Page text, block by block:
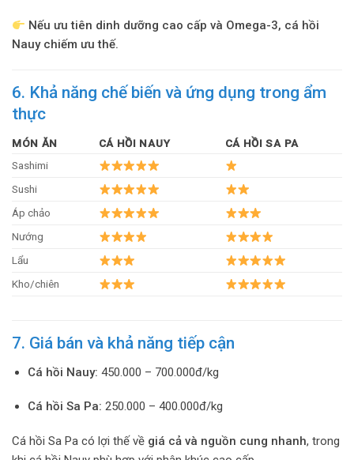
Nếu ưu tiên dinh dưỡng cao cấp và Omega-3, cá hồi
Nauy chiếm ưu thế.
6. Khả năng chế biến và ứng dụng trong ẩm
thực
MÓN ĂN CÁ HỒI NAUY
CÁ HỒI SA PA
Sashimi
Sushi
Áp chảo
Nướng
Lẩu
Kho/chiên
7. Giá bán và khả năng tiếp cận
Cá hồi Nauy: 450.000 – 700.000đ/kg
Cá hồi Sa Pa: 250.000 – 400.000đ/kg
Cá hồi Sa Pa có lợi thế về giá cả và nguồn cung nhanh, trong